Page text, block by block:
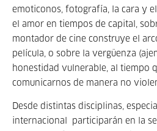
emoticonos, fotografía, la cara y
el amor en tiempos de capital,
montador de cine construye el
película, o sobre la vergüenza
honestidad vulnerable, al tiempo
comunicarnos de manera no
Desde distintas disciplinas,
internacional participarán en la